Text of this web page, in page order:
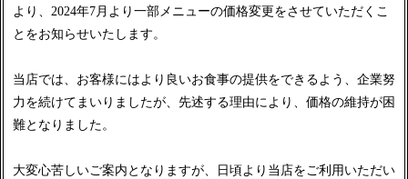
より、2024年7月より一部メニューの価格変更をさせていただくこ
とをお知らせいたします。
当店では、お客様にはより良いお食事の提供をできるよう、企業努
力を続けてまいりましたが、先述する理由により、価格の維持が困
難となりました。
大変心苦しいご案内となりますが、日頃より当店をご利用いただい